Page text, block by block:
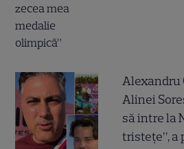
Alexandru
Alinei
să intre la
tristețe”, a